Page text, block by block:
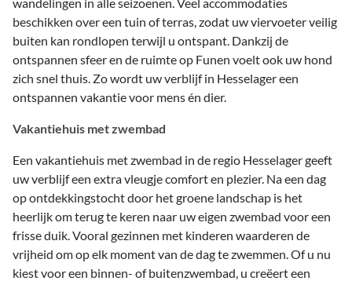
beschikken over een tuin of terras, zodat uw viervoeter veilig
buiten kan rondlopen terwijl u ontspant. Dankzij de
ontspannen sfeer en de ruimte op Funen voelt ook uw hond
zich snel thuis. Zo wordt uw verblijf in Hesselager een
ontspannen vakantie voor mens én dier.
Vakantiehuis met zwembad
Een vakantiehuis met zwembad in de regio Hesselager geeft
uw verblijf een extra vleugje comfort en plezier. Na een dag
op ontdekkingstocht door het groene landschap is het
heerlijk om terug te keren naar uw eigen zwembad voor een
frisse duik. Vooral gezinnen met kinderen waarderen de
vrijheid om op elk moment van de dag te zwemmen. Of u nu
kiest voor een binnen- of buitenzwembad, u creëert een